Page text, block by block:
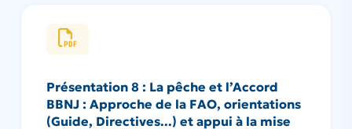
Présentation 8 : La pêche et l’Accord
BBNJ : Approche de la FAO, orientations
(Guide, Directives...) et appui à la mise